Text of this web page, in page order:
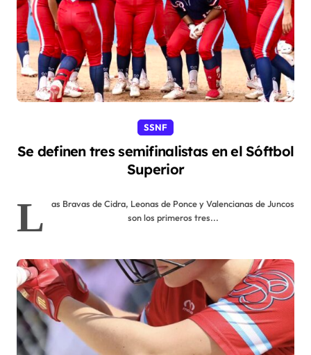
SSNF
Se definen tres semifinalistas en el Sóftbol
Superior
L
as Bravas de Cidra, Leonas de Ponce y Valencianas de Juncos
son los primeros tres...